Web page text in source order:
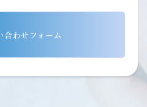
合わせフォーム